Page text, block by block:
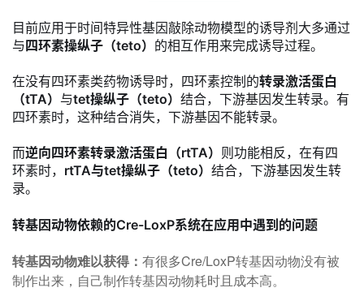
目前应用于时间特异性基因敲除动物模型的诱导剂大多通过
与四环素操纵子 （teto） 的相互作用来完成诱导过程。
在没有四环素类药物诱导时，四环素控制的转录激活蛋白
（tTA） 与tet操纵子（teto） 结合，下游基因发生转录。有
四环素时，这种结合消失，下游基因不能转录。
而逆向四环素转录激活蛋白（rtTA） 则功能相反，在有四
环素时， rtTA与tet操纵子（teto） 结合，下游基因发生转
录。
转基因动物依赖的Cre-LoxP系统在应用中遇到的问题
转基因动物难以获得： 有很多Cre/LoxP转基因动物没有被
制作出来，自己制作转基因动物耗时且成本高。